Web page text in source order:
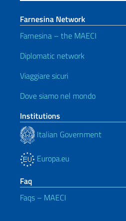
Farnesina Network
Farnesina – the MAECI
Diplomatic network
Viaggiare sicuri
Dove siamo nel mondo
Institutions
Italian Government
Europa.eu
Faq
Faqs – MAECI